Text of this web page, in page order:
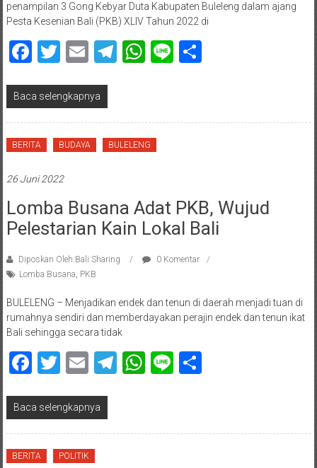
penampilan 3 Gong Kebyar Duta Kabupaten Buleleng dalam ajang
Pesta Kesenian Bali (PKB) XLIV Tahun 2022 di
Facebook
Twitter
EmailTelegram
WhatsApp
LineShare
Baca selengkapnya
BERITA BUDAYA BULELENG
26 Juni 2022
Lomba Busana Adat PKB, Wujud
Pelestarian Kain Lokal Bali
Diposkan Oleh:Bali Sharing
0 Komentar
Lomba Busana, PKB
BULELENG – Menjadikan endek dan tenun di daerah menjadi tuan di
rumahnya sendiri dan memberdayakan perajin endek dan tenun ikat
Bali sehingga secara tidak
Facebook
Twitter
EmailTelegram
WhatsApp
LineShare
Baca selengkapnya
BERITA POLITIK